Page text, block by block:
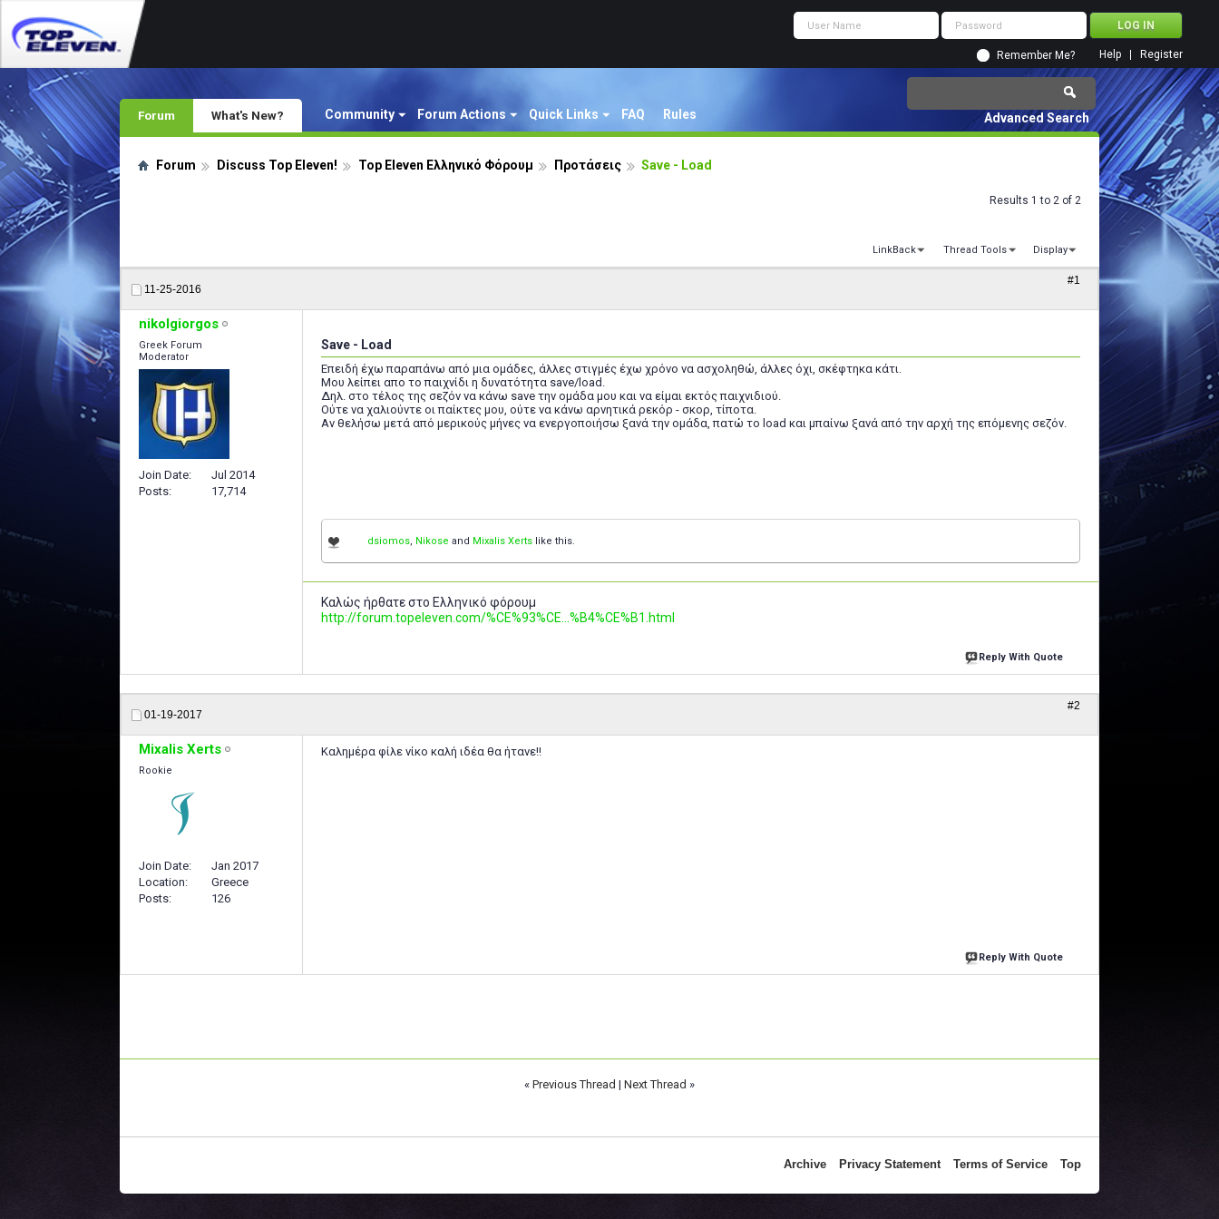
Remember Me? Register
Help
Forum Community Forum Actions Quick Links FAQ Rules
What's New? Advanced Search
Forum Discuss Top Eleven! Top Eleven Ελληνικό Φόρουμ Προτάσεις Save - Load
Results 1 to 2 of 2
LinkBack Thread Tools Display
11-25-2016
#1
nikolgiorgos
Greek Forum
Moderator
Join Date
Jul 2014
Posts
17,714
Save - Load
Επειδή έχω παραπάνω από μια ομάδες, άλλες στιγμές έχω χρόνο να ασχοληθώ, άλλες όχι, σκέφτηκα κάτι.
Μου λείπει απο το παιχνίδι η δυνατότητα save/load.
Δηλ. στο τέλος της σεζόν να κάνω save την ομάδα μου και να είμαι εκτός παιχνιδιού.
Ούτε να χαλιούντε οι παίκτες μου, ούτε να κάνω αρνητικά ρεκόρ - σκορ, τίποτα.
Αν θελήσω μετά από μερικούς μήνες να ενεργοποιήσω ξανά την ομάδα, πατώ το load και μπαίνω ξανά από την αρχή της επόμενης σεζόν.
dsiomos, Nikose and Mixalis Xerts like this.
Καλώς ήρθατε στο Ελληνικό φόρουμ
http://forum.topeleven.com/%CE%93%CE...%B4%CE%B1.html
Reply With Quote
01-19-2017
#2
Mixalis Xerts
Rookie
Join Date
Jan 2017
Location
Greece
Posts
126
Καλημέρα φίλε νίκο καλή ιδέα θα ήτανε!!
Reply With Quote
« Previous Thread | Next Thread »
Archive Privacy Statement Terms of Service Top